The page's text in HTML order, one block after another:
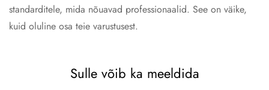
standarditele, mida nõuavad professionaalid. See on väike,
kuid oluline osa teie varustusest.
Sulle võib ka meeldida